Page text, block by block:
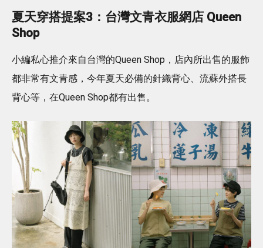
夏天穿搭提案3：台灣文青衣服網店 Queen
Shop
小編私心推介來自台灣的Queen Shop，店內所出售的服飾
都非常有文青感，今年夏天必備的針織背心、流蘇外搭長
背心等，在Queen Shop都有出售。